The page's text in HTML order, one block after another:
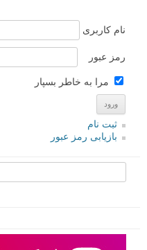
نام کاربری
رمز عبور
مرا به خاطر بسپار
ثبت نام
بازیابی رمز عبور